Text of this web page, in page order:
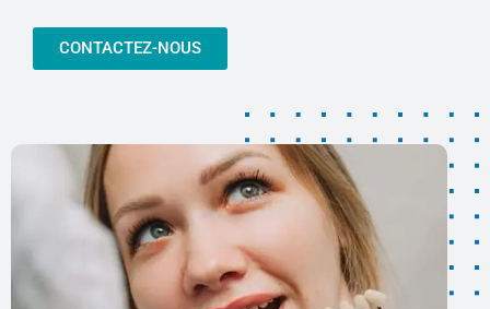
CONTACTEZ-NOUS